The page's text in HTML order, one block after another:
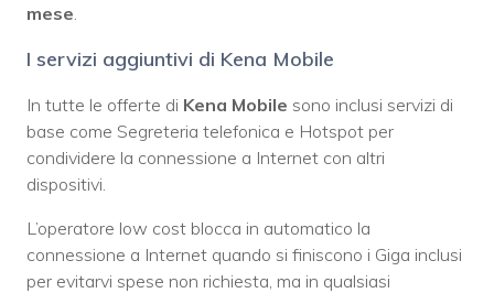
mese
I servizi aggiuntivi di Kena Mobile
In tutte le offerte di Kena Mobile sono inclusi servizi di
base come Segreteria telefonica e Hotspot per
condividere la connessione a Internet con altri
dispositivi.
L’operatore low cost blocca in automatico la
connessione a Internet quando si finiscono i Giga inclusi
per evitarvi spese non richiesta, ma in qualsiasi